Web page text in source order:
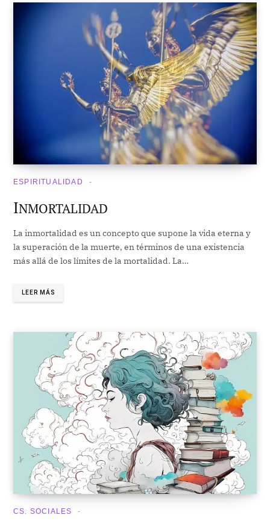
ESPIRITUALIDAD
INMORTALIDAD
La inmortalidad es un concepto que supone la vida eterna y
la superación de la muerte, en términos de una existencia
más allá de los límites de la mortalidad. La…
LEER MÁS
CS. SOCIALES